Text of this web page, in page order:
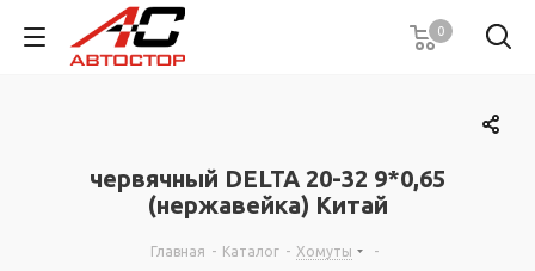
0
червячный DELTA 20-32 9*0,65
(нержавейка) Китай
Главная - Каталог - Хомуты
-